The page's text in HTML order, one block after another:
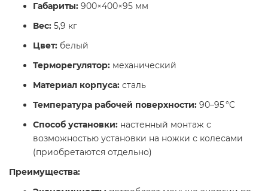
Габариты: 900×400×95 мм​
Вес: 5,9 кг​
Цвет: белый​
Терморегулятор: механический​
Материал корпуса: сталь​
Температура рабочей поверхности: 90–95 °C​
Способ установки: настенный монтаж с
возможностью установки на ножки с колесами
(приобретаются отдельно) ​
Преимущества: